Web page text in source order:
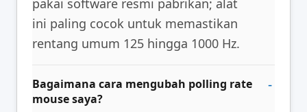
pakai software resmi pabrikan; alat
ini paling cocok untuk memastikan
rentang umum 125 hingga 1000 Hz.
Bagaimana cara mengubah polling rate
mouse saya?